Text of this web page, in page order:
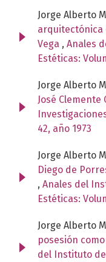
Jorge Alberto
arquitectónica
Vega , Anales
Estéticas:
Jorge Alberto
José Clemente
42, año 1973
Jorge Alberto
Diego de
, Anales del
Estéticas:
Jorge Alberto
posesión
del Instituto